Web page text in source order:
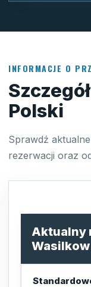
INFORMACJE O
Polski
Sprawdź
rezerwacji oraz
Aktualny
Wasilkow